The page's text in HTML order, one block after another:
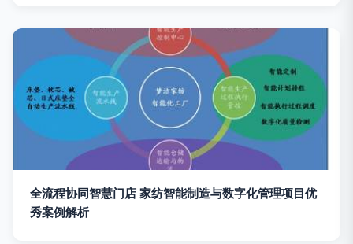
全流程协同智慧门店 家纺智能制造与数字化管理项目优
秀案例解析